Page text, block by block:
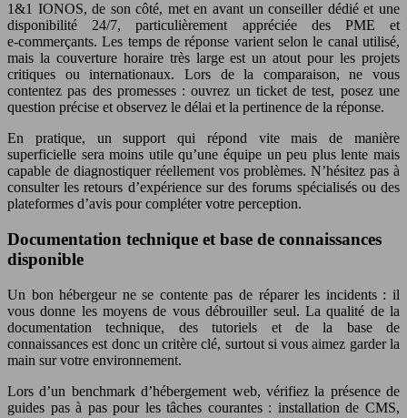
1&1 IONOS, de son côté, met en avant un conseiller dédié et une
disponibilité 24/7, particulièrement appréciée des PME et
e‑commerçants. Les temps de réponse varient selon le canal utilisé,
mais la couverture horaire très large est un atout pour les projets
critiques ou internationaux. Lors de la comparaison, ne vous
contentez pas des promesses : ouvrez un ticket de test, posez une
question précise et observez le délai et la pertinence de la réponse.
En pratique, un support qui répond vite mais de manière
superficielle sera moins utile qu’une équipe un peu plus lente mais
capable de diagnostiquer réellement vos problèmes. N’hésitez pas à
consulter les retours d’expérience sur des forums spécialisés ou des
plateformes d’avis pour compléter votre perception.
Documentation technique et base de connaissances
disponible
Un bon hébergeur ne se contente pas de réparer les incidents : il
vous donne les moyens de vous débrouiller seul. La qualité de la
documentation technique, des tutoriels et de la base de
connaissances est donc un critère clé, surtout si vous aimez garder la
main sur votre environnement.
Lors d’un benchmark d’hébergement web, vérifiez la présence de
guides pas à pas pour les tâches courantes : installation de CMS,